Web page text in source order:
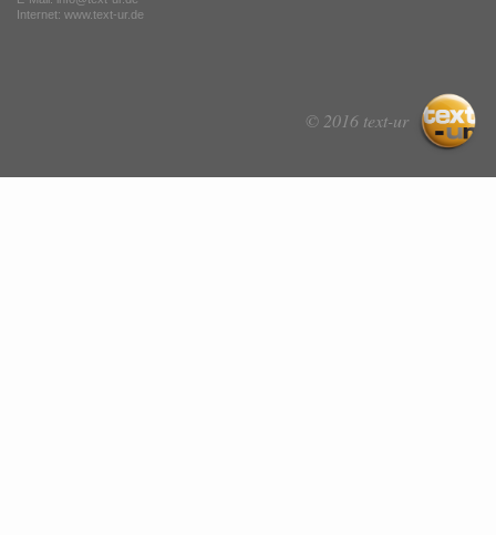
Internet: www.text-ur.de
© 2016 text-ur